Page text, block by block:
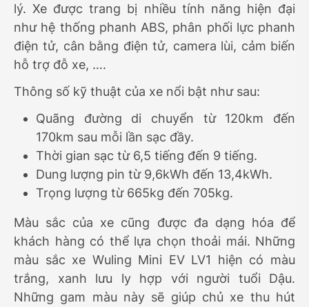
lý. Xe được trang bị nhiều tính năng hiện đại
như hệ thống phanh ABS, phân phối lực phanh
điện tử, cân bằng điện tử, camera lùi, cảm biến
hỗ trợ đỗ xe, ….
Thông số kỹ thuật của xe nổi bật như sau:
Quãng đường di chuyển từ 120km đến
170km sau mỗi lần sạc đầy.
Thời gian sạc từ 6,5 tiếng đến 9 tiếng.
Dung lượng pin từ 9,6kWh đến 13,4kWh.
Trọng lượng từ 665kg đến 705kg.
Màu sắc của xe cũng được đa dạng hóa để
khách hàng có thể lựa chọn thoải mái. Những
màu sắc xe Wuling Mini EV LV1 hiện có màu
trắng, xanh lưu ly hợp với người tuổi Dậu.
Những gam màu này sẽ giúp chủ xe thu hút